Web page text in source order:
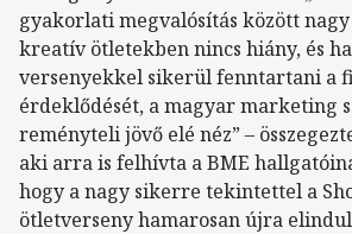
gyakorlati megvalósítás között
kreatív ötletekben nincs hiány, és
versenyekkel sikerül fenntartani a
érdeklődését, a magyar marketing
reményteli jövő elé néz” –
aki arra is felhívta a BME
hogy a nagy sikerre tekintettel a
ötletverseny hamarosan újra